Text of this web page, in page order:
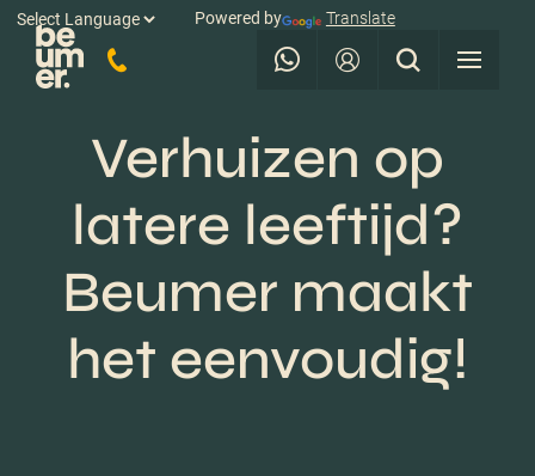
Powered by Translate
Verhuizen op
latere leeftijd?
Beumer maakt
het eenvoudig!